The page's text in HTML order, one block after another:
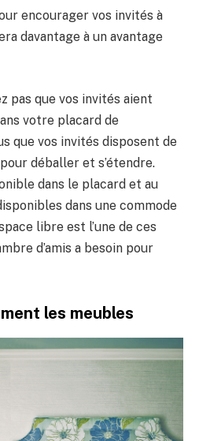
encourager vos invités à
davantage à un avantage
pas que vos invités aient
votre placard de
que vos invités disposent de
déballer et s’étendre.
dans le placard et au
dans une commode
libre est l’une de ces
d’amis a besoin pour
les meubles